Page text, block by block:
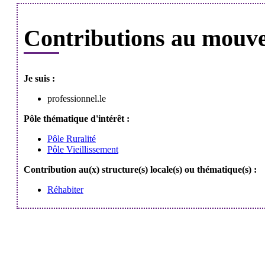
Contributions au
Je suis :
professionnel.le
Pôle thématique d'intérêt :
Pôle Ruralité
Pôle Vieillissement
Contribution au(x) structure(s) locale(s) ou thématique(s) :
Réhabiter